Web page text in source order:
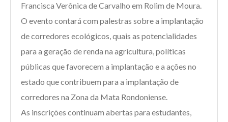
Francisca Verônica de Carvalho em Rolim de Moura.
O evento contará com palestras sobre a implantação
de corredores ecológicos, quais as potencialidades
para a geração de renda na agricultura, políticas
públicas que favorecem a implantação e a ações no
estado que contribuem para a implantação de
corredores na Zona da Mata Rondoniense.
As inscrições continuam abertas para estudantes,